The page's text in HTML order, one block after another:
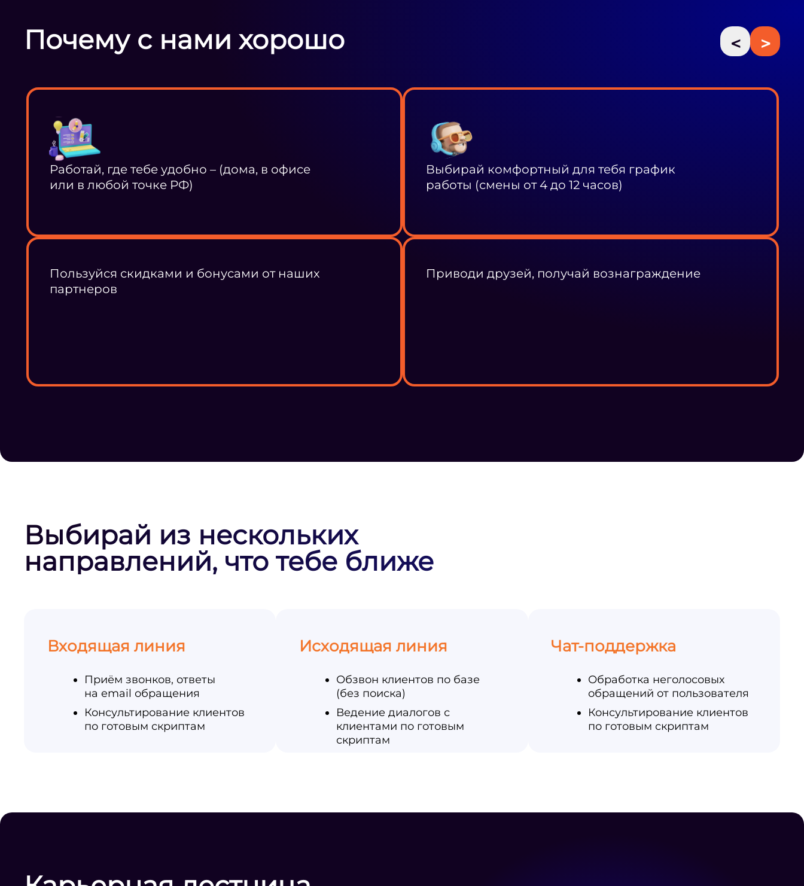
Почему с нами хорошо < >
Работай, где тебе удобно – (дома, в офисе
или в любой точке РФ)
Выбирай комфортный для тебя график
работы (смены от 4 до 12 часов)
Пользуйся скидками и бонусами от наших
партнеров
Приводи друзей, получай вознаграждение
Выбирай из нескольких
направлений, что тебе ближе
Входящая линия
Приём звонков, ответы
на email обращения
Консультирование клиентов
по готовым скриптам
Исходящая линия
Обзвон клиентов по базе
(без поиска)
Ведение диалогов с
клиентами по готовым
скриптам
Чат-поддержка
Обработка неголосовых
обращений от пользователя
Консультирование клиентов
по готовым скриптам